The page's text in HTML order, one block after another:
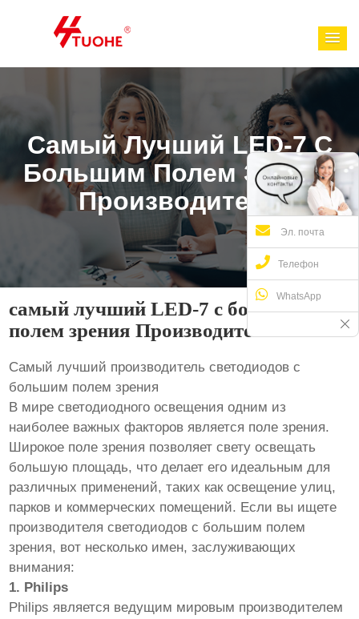
Самый Лучший LED-7 С
Большим Полем Зрения
Производитель
самый лучший LED-7 с большим
полем зрения Производитель
Самый лучший производитель светодиодов с
большим полем зрения
В мире светодиодного освещения одним из
наиболее важных факторов является поле зрения.
Широкое поле зрения позволяет свету освещать
большую площадь, что делает его идеальным для
различных применений, таких как освещение улиц,
парков и коммерческих помещений. Если вы ищете
производителя светодиодов с большим полем
зрения, вот несколько имен, заслуживающих
внимания:
1. Philips
Philips является ведущим мировым производителем
Эл. почта
Телефон
WhatsApp